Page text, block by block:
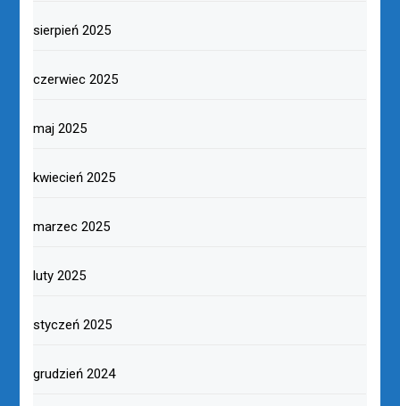
sierpień 2025
czerwiec 2025
maj 2025
kwiecień 2025
marzec 2025
luty 2025
styczeń 2025
grudzień 2024